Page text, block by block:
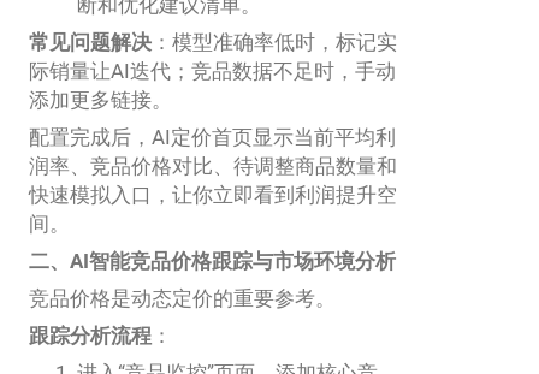
常见问题解决 ：模型准确率低时，标记实
际销量让AI迭代；竞品数据不足时，手动
添加更多链接。
配置完成后，AI定价首页显示当前平均利
润率、竞品价格对比、待调整商品数量和
快速模拟入口，让你立即看到利润提升空
间。
二、AI智能竞品价格跟踪与市场环境分析
竞品价格是动态定价的重要参考。
跟踪分析流程 ：